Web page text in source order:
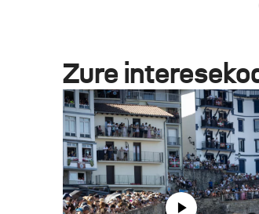
Zure